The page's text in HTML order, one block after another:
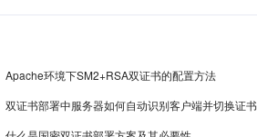
Apache环境下SM2+RSA双证书的配置方法
双证书部署中服务器如何自动识别客户端并切换证书